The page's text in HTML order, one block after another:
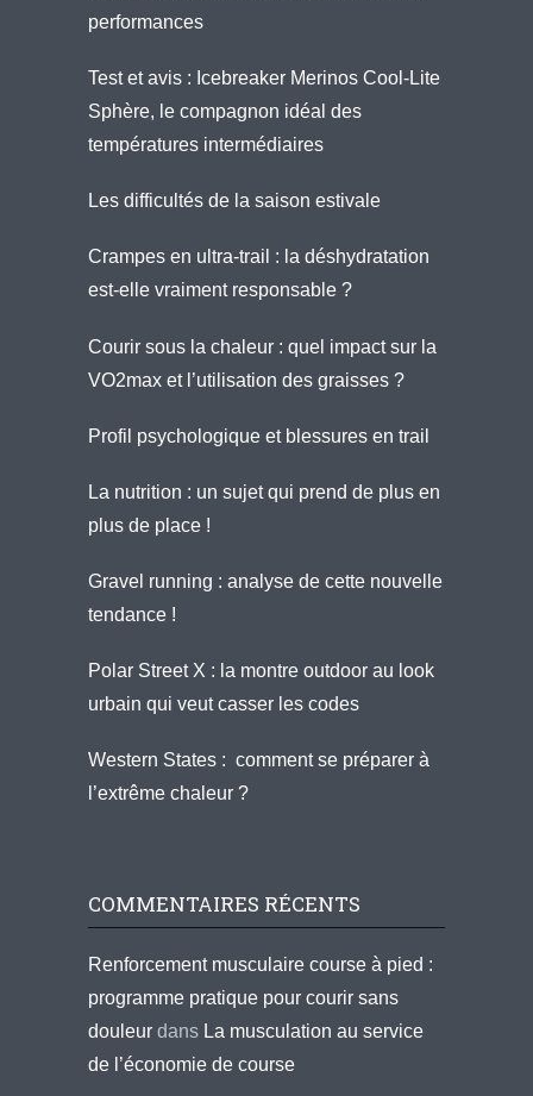
performances
Test et avis : Icebreaker Merinos Cool-Lite
Sphère, le compagnon idéal des
températures intermédiaires
Les difficultés de la saison estivale
Crampes en ultra-trail : la déshydratation
est-elle vraiment responsable ?
Courir sous la chaleur : quel impact sur la
VO2max et l’utilisation des graisses ?
Profil psychologique et blessures en trail
La nutrition : un sujet qui prend de plus en
plus de place !
Gravel running : analyse de cette nouvelle
tendance !
Polar Street X : la montre outdoor au look
urbain qui veut casser les codes
Western States : comment se préparer à
l’extrême chaleur ?
COMMENTAIRES RÉCENTS
Renforcement musculaire course à pied :
programme pratique pour courir sans
douleur dans La musculation au service
de l’économie de course